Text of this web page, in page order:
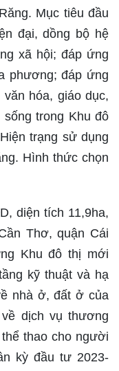
Mục tiêu đầu
đại, dồng bộ hệ
xã hội; đáp ứng
phương; đáp ứng
hóa, giáo dục,
trong Khu đô
trạng sử dụng
Hình thức chọn
diện tích 11,9ha,
Thơ, quận Cái
Khu đô thị mới
kỹ thuật và hạ
nhà ở, đất ở của
dịch vụ thương
thao cho người
kỳ đầu tư 2023-